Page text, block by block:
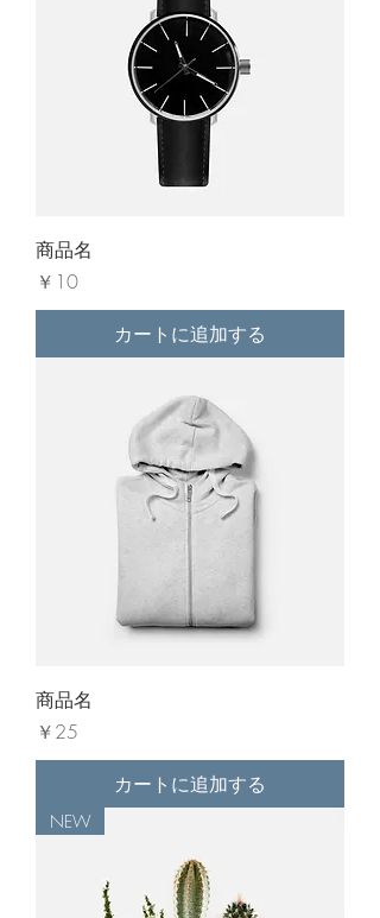
商品名
価格
￥10
カートに追加する
商品名
価格
￥25
カートに追加する
NEW